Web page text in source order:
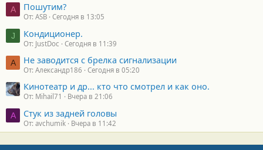
A Пошутим?
От: ASB Сегодня в 13:05
J Кондиционер.
От: JustDoc Сегодня в 11:39
А Не заводится с брелка сигнализации
От: Александр186 Сегодня в 05:20
Кинотеатр и др... кто что смотрел и как оно.
От: Mihail71 Вчера в 21:06
A Стук из задней головы
От: avchumik Вчера в 11:42